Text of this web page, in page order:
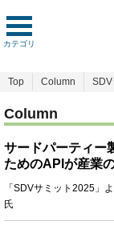
カテゴリ
Top Column
Column
サードパーティー
ためのAPIが産業
「SDVサミット2025」
氏